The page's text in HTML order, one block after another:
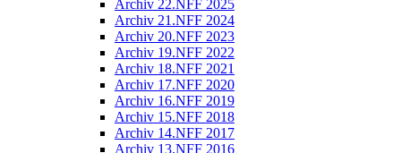
Archiv 22.NFF 2025
Archiv 21.NFF 2024
Archiv 20.NFF 2023
Archiv 19.NFF 2022
Archiv 18.NFF 2021
Archiv 17.NFF 2020
Archiv 16.NFF 2019
Archiv 15.NFF 2018
Archiv 14.NFF 2017
Archiv 13.NFF 2016